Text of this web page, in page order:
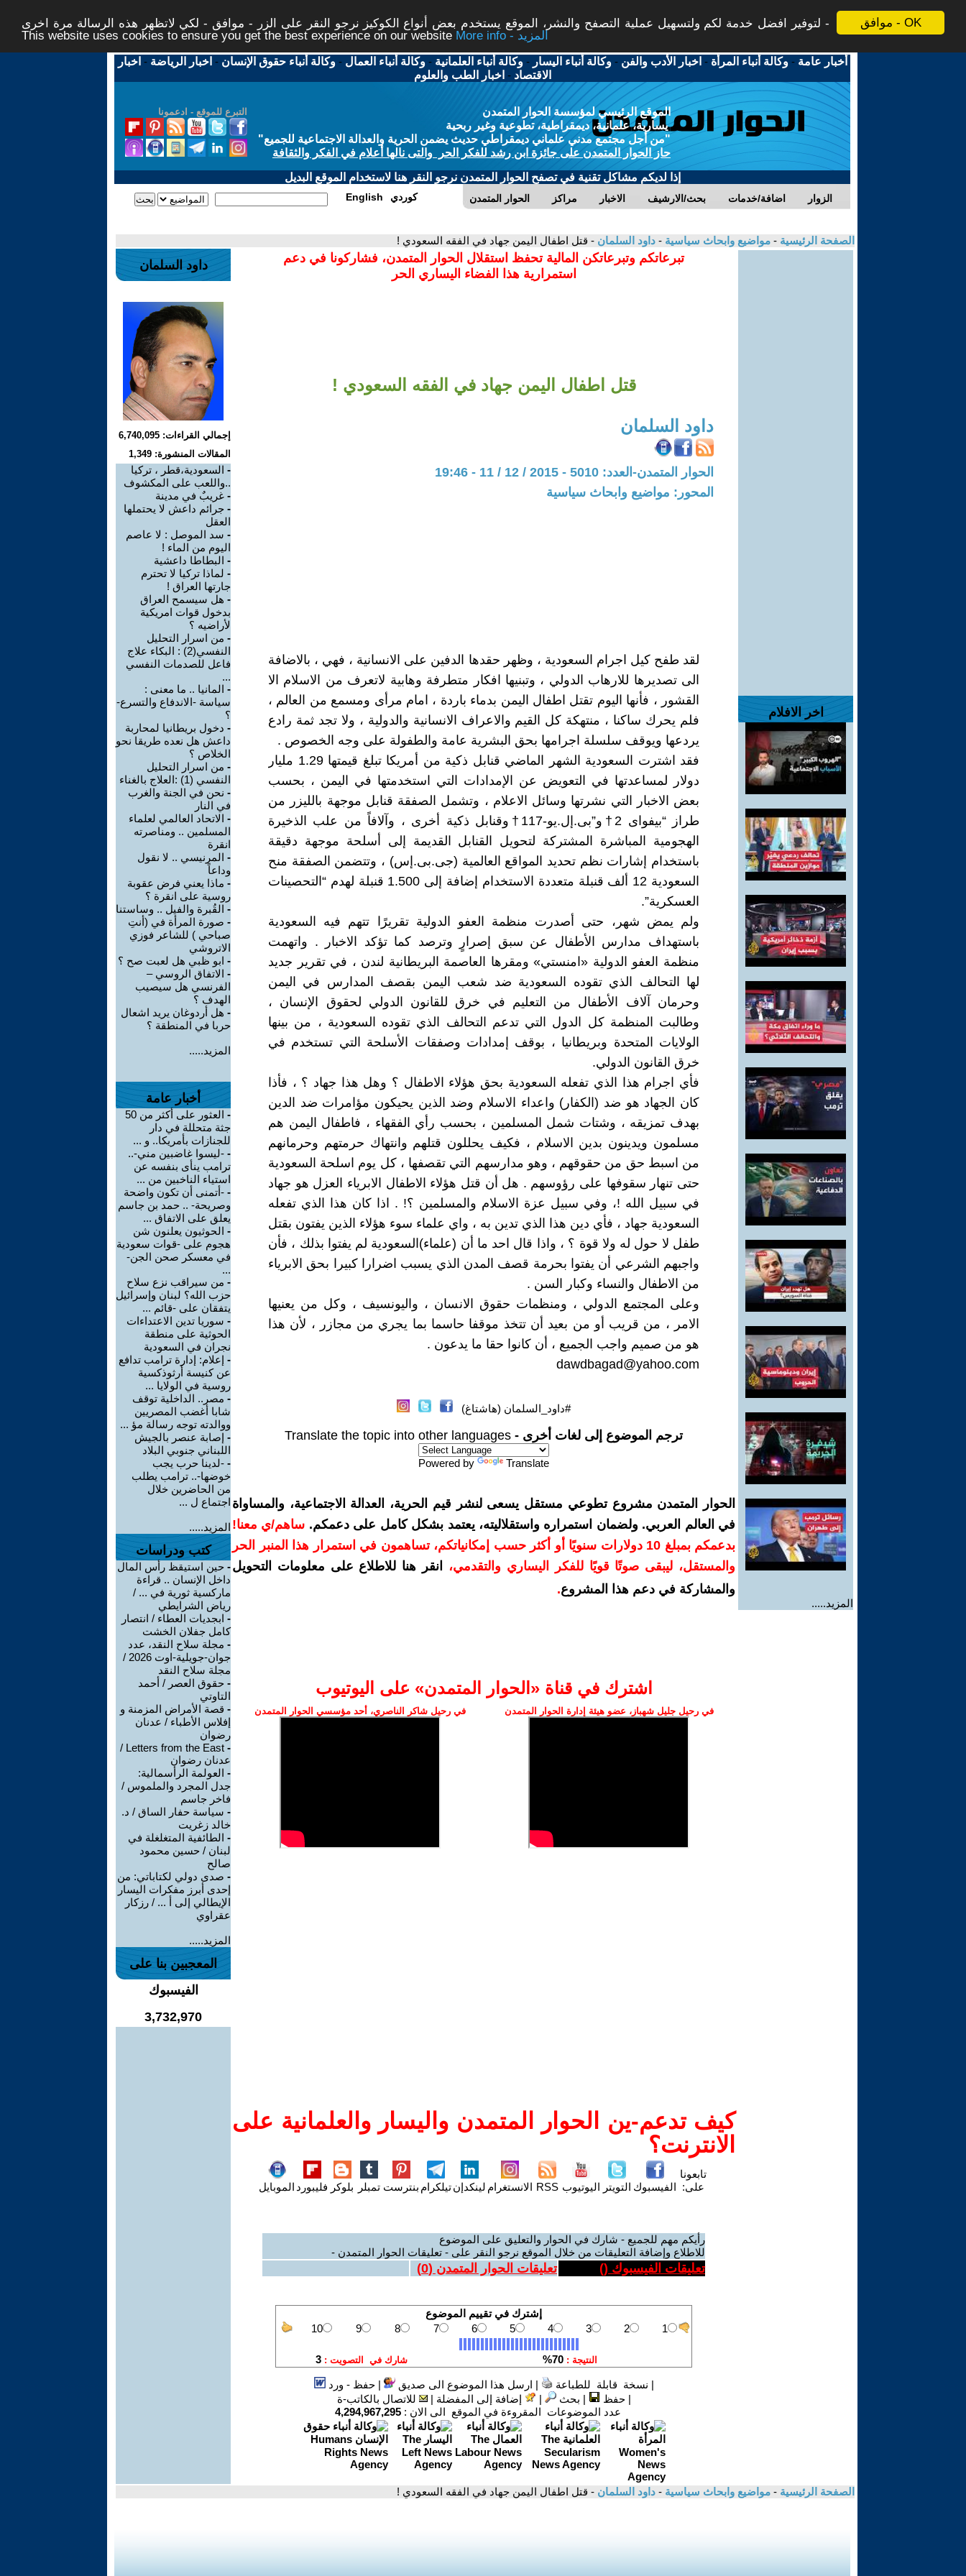
موافق - OK
لتوفير افضل خدمة لكم ولتسهيل عملية التصفح والنشر، الموقع يستخدم بعض أنواع الكوكيز نرجو النقر على الزر - موافق - لكي لاتظهر هذه الرسالة مرة اخرى -
This website uses cookies to ensure you get the best experience on our website
More info - المزيد
أخبار عامة -وكالة أنباء المرأة - اخبار الأدب والفن -وكالة أنباء اليسار -وكالة أنباء العلمانية -وكالة أنباء العمال -وكالة أنباء حقوق الإنسان - اخبار الرياضة - اخبار
الاقتصاد - اخبار الطب والعلوم
التبرع للموقع - ادعمونا
الموقع الرئيسي لمؤسسة الحوار المتمدن
يسارية، علمانية، ديمقراطية، تطوعية وغير ربحية
"من أجل مجتمع مدني علماني ديمقراطي حديث يضمن الحرية والعدالة الاجتماعية للجميع"
حاز الحوار المتمدن على جائزة ابن رشد للفكر الحر والتى نالها أعلام في الفكر والثقافة
إذا لديكم مشاكل تقنية في تصفح الحوار المتمدن نرجو النقر هنا لاستخدام الموقع البديل
الحوار المتمدن مراكز الاخبار بحث/الارشيف اضافة/خدمات الزوار English كوردي
الصفحة الرئيسية - مواضيع وابحاث سياسية - داود السلمان - قتل اطفال اليمن جهاد في الفقه السعودي !
اخر الافلام
المزيد.....
تبرعاتكم وتبرعاتكن المالية تحفظ استقلال الحوار المتمدن، فشاركونا في دعم
استمرارية هذا الفضاء اليساري الحر
قتل اطفال اليمن جهاد في الفقه السعودي !
داود السلمان
الحوار المتمدن-العدد: 5010 - 2015 / 12 / 11 - 19:46
المحور: مواضيع وابحاث سياسية
لقد طفح كيل اجرام السعودية ، وظهر حقدها الدفين على الانسانية ، فهي ، بالاضافة
الى تصديرها للارهاب الدولي ، وتبنيها افكار متطرفة وهابية لاتعرف من الاسلام الا
القشور ، فأنها اليوم تقتل اطفال اليمن بدماء باردة ، امام مرأى ومسمع من العالم ،
فلم يحرك ساكنا ، منتهكة كل القيم والاعراف الانسانية والدولية ، ولا تجد ثمة رادع
يردعها ويوقف سلسلة اجرامها بحق البشرية عامة والطفولة على وجه الخصوص .
فقد اشترت السعودية الشهر الماضي قنابل ذكية من أمريكا تبلغ قيمتها 1.29 مليار
دولار لمساعدتها في التعويض عن الإمدادات التي استخدمتها في اليمن ، بحسب
بعض الاخبار التي نشرتها وسائل الاعلام ، وتشمل الصفقة قنابل موجهة بالليزر من
طراز “بيفواى 2†و”بى.إل.يو-117†وقنابل ذكية أخرى ، وآلافاً من علب الذخيرة
الهجومية المباشرة المشتركة لتحويل القنابل القديمة إلى أسلحة موجهة دقيقة
باستخدام إشارات نظم تحديد المواقع العالمية (جى.بى.إس) ، وتتضمن الصفقة منح
السعودية 12 ألف قنبلة متعددة الاستخدام إضافة إلى 1.500 قنبلة لهدم “التحصينات
العسكرية”.
ولم يمض شهر، حتى أصدرت منظمة العفو الدولية تقريرًا تتهم فيه السعودية
باستهداف مدارس الأطفال عن سبق إصرارٍ وترصد كما تؤكد الاخبار . واتهمت
منظمة العفو الدولية «امنستي» ومقرها العاصمة البريطانية لندن ، في تقرير جديد
لها التحالف الذي تقوده السعودية ضد شعب اليمن بقصف المدارس في اليمن
وحرمان آلاف الأطفال من التعليم في خرق للقانون الدولي لحقوق الإنسان ،
وطالبت المنظمة كل الدول التي تدعم التحالف الذي تقوده السعودية ، من بينها
الولايات المتحدة وبريطانيا ، بوقف إمدادات وصفقات الأسلحة التي تستخدم في
خرق القانون الدولي.
فأي اجرام هذا الذي تفعله السعودية بحق هؤلاء الاطفال ؟ وهل هذا جهاد ؟ ، فأذا
كان الجهاد هو ضد (الكفار) واعداء الاسلام وضد الذين يحيكون مؤامرات ضد الدين
بهدف تمزيقه ، وشتات شمل المسلمين ، بحسب رأي الفقهاء ، فاطفال اليمن هم
مسلمون ويدينون بدين الاسلام ، فكيف يحللون قتلهم وانتهاك حرمتهم وحرمانهم
من اسبط حق من حقوقهم ، وهو مدارسهم التي تقصفها ، كل يوم اسلحة السعودية
حتى تنهار سقوفها على رؤوسهم . هل أن قتل هؤلاء الاطفال الابرياء العزل هو جهاد
في سبيل الله !، وفي سبيل عزة الاسلام والمسلمين ؟! . اذا كان هذا الذي تفعله
السعودية جهاد ، فأي دين هذا الذي تدين به ، واي علماء سوء هؤلاء الذين يفتون بقتل
طفل لا حول له ولا قوة ؟ ، واذا قال احد ما أن (علماء)السعودية لم يفتوا بذلك ، فأن
واجبهم الشرعي أن يفتوا بحرمة قصف المدن الذي يسبب اضرارا كبيرا بحق الابرياء
من الاطفال والنساء وكبار السن .
وعلى المجتمع الدولي ، ومنظمات حقوق الانسان ، واليونسيف ، وكل من يعنيها
الامر ، من قريب أو من بعيد أن تتخذ موقفا حاسما بما يجري من مجازر ، لأن هذا
هو من صميم واجب الجميع ، أن كانوا حقا ما يدعون .
dawdbagad@yahoo.com
#داود_السلمان (هاشتاغ)
ترجم الموضوع إلى لغات أخرى - Translate the topic into other languages
Powered by Translate
الحوار المتمدن مشروع تطوعي مستقل يسعى لنشر قيم الحرية، العدالة الاجتماعية، والمساواة
في العالم العربي. ولضمان استمراره واستقلاليته، يعتمد بشكل كامل على دعمكم. ساهم/ي معنا!
بدعمكم بمبلغ 10 دولارات سنويًا أو أكثر حسب إمكانياتكم، تساهمون في استمرار هذا المنبر الحر
والمستقل، ليبقى صوتًا قويًا للفكر اليساري والتقدمي،
انقر هنا للاطلاع على معلومات التحويل
والمشاركة في دعم هذا المشروع.
اشترك في قناة ‫«الحوار المتمدن» على اليوتيوب
في رحيل جليل شهباز، عضو هيئة إدارة الحوار المتمدن في رحيل شاكر الناصري، أحد مؤسسي الحوار المتمدن
كيف تدعم-ين الحوار المتمدن واليسار والعلمانية على
الانترنت؟
تابعونا
على: الفيسبوك التويتر اليوتيوب RSS الانستغرام لينكدإنتيلكرام بنترست تمبلر بلوكر فليبورد الموبايل
رأيكم مهم للجميع - شارك في الحوار والتعليق على الموضوع
للاطلاع وإضافة التعليقات من خلال الموقع نرجو النقر على - تعليقات الحوار المتمدن -
تعليقات الفيسبوك () تعليقات الحوار المتمدن (0
)
| نسخة قابلة للطباعة | ارسل هذا الموضوع الى صديق |حفظ - ورد
|حفظ | بحث | إضافة إلى المفضلة |
للاتصال بالكاتب-ة
عدد الموضوعات المقروءة في الموقع الى الان : 4,294,967,295
داود السلمان
إجمالي القراءات: 6,740,095
المقالات المنشورة: 1,349
- السعودية،قطر ، تركيا
..واللعب على المكشوف
- غريبٌ في مدينة
- جرائم داعش لا يحتملها
العقل
- سد الموصل : لا عاصم
اليوم من الماء !
- البطاطا داعشية
- لماذا تركيا لا تحترم
جارتها العراق !
- هل سيسمح العراق
بدخول قوات امريكية
لأراضيه ؟
- من اسرار التحليل
النفسي(2) : البكاء علاج
فاعل للصدمات النفسي
...
- المانيا .. ما معنى :
سياسة -الاندفاع والتسرع-
؟
- دخول بريطانيا لمحاربة
داعش هل نعده طريقا نحو
الخلاص ؟
- من اسرار التحليل
النفسي (1) :العلاج بالغناء
- نحن في الجنة والغرب
في النار
- الاتحاد العالمي لعلماء
المسلمين .. ومناصرته
انقرة
- المرنيسي .. لا نقول
وداعاً
- ماذا يعني فرض عقوبة
روسية على انقرة ؟
- القُبرة والفيل .. وساستنا
- صورة المرأة في (أنتِ
صباحي ) للشاعر فوزي
الاتروشي
- ابو ظبي هل لعبت صح ؟
- الاتفاق الروسي –
الفرنسي هل سيصيب
الهدف ؟
- هل أردوغان يريد اشعال
حربا في المنطقة ؟
المزيد.....
أخبار عامة
-
العثور على أكثر من 50
جثة متحللة في دار
للجنازات بأمريكا.. و ...
- -ليسوا غاضبين مني-..
ترامب ينأى بنفسه عن
استياء الناخبين من ...
- -أتمنى أن تكون واضحة
وصريحة- .. حمد بن جاسم
يعلق على الاتفاق ...
- الحوثيون يعلنون شن
هجوم على -قوات سعودية
في معسكر صحن الجن-
...
- من سيراقب نزع سلاح
حزب الله؟ لبنان وإسرائيل
يتفقان على -قائم ...
- سوريا تدين الاعتداءات
الحوثية على منطقة
نجران في السعودية
- إعلام: إدارة ترامب تدافع
عن كنيسة أرثوذكسية
روسية في الولايا ...
- مصر.. الداخلية توقف
شابا أغضب المصريين
ووالدته توجه رسالة مؤ ...
- إصابة عنصر بالجيش
اللبناني جنوبي البلاد
- -لدينا حرب يجب
خوضها-.. ترامب يطلب
من الحاضرين خلال
اجتماع ل ...
المزيد.....
كتب ودراسات
- حين استيقظ رأس المال
داخل الإنسان .. قراءة
ماركسية ثورية في ... /
رياض الشرايطي
- ابجديات العطاء / انتصار
كامل جفلان الخشت
- مجلة سلاح النقد، عدد
جوان-جويلية-اوت 2026 /
مجلة سلاح النقد
- حقوق العصر / أحمد
التاوتي
- قصة الأمراض المزمنة و
إفلاس الأطباء / عدنان
رضوان
-
Letters from the East /
عدنان رضوان
- العولمة الرأسمالية:
جدل المجرد والملموس /
فاخر جاسم
- سياسة حفار الساق / د.
خالد زغريت
- الطائفية المتغلغلة في
لبنان / حسين محمود
صالح
- صدى دولي لكتاباتي: من
إحدى أبرز مفكرات اليسار
الإيطالي إلى أ ... / رزكار
عقراوي
المزيد.....
المعجبين بنا على
الفيسبوك
3,732,970
الصفحة الرئيسية - مواضيع وابحاث سياسية - داود السلمان - قتل اطفال اليمن جهاد في الفقه السعودي !